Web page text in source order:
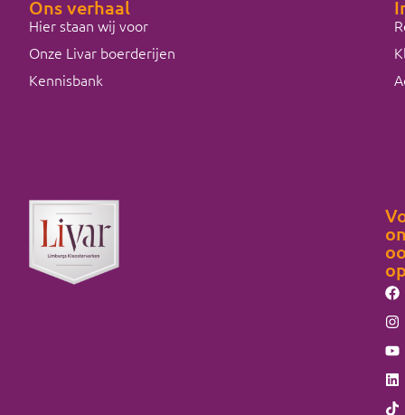
Ons verhaal
Hier staan wij voor
Onze Livar boerderijen
Kennisbank